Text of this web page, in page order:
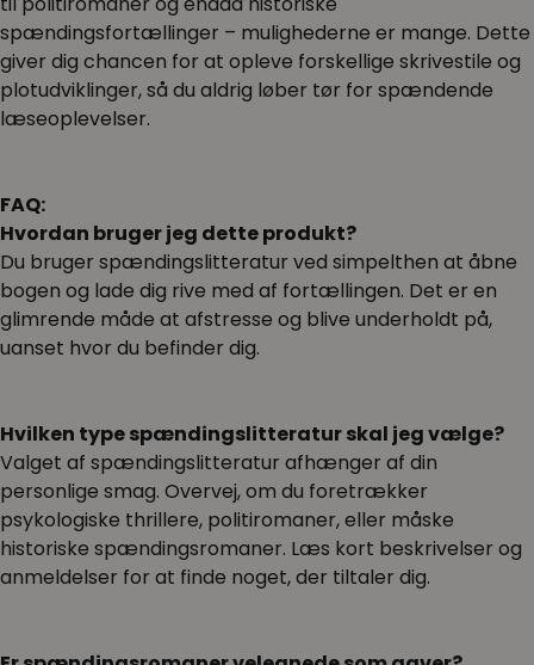
spændingsfortællinger – mulighederne er mange. Dette
giver dig chancen for at opleve forskellige skrivestile og
plotudviklinger, så du aldrig løber tør for spændende
læseoplevelser.
FAQ:
Hvordan bruger jeg dette produkt?
Du bruger spændingslitteratur ved simpelthen at åbne
bogen og lade dig rive med af fortællingen. Det er en
glimrende måde at afstresse og blive underholdt på,
uanset hvor du befinder dig.
Hvilken type spændingslitteratur skal jeg vælge?
Valget af spændingslitteratur afhænger af din
personlige smag. Overvej, om du foretrækker
psykologiske thrillere, politiromaner, eller måske
historiske spændingsromaner. Læs kort beskrivelser og
anmeldelser for at finde noget, der tiltaler dig.